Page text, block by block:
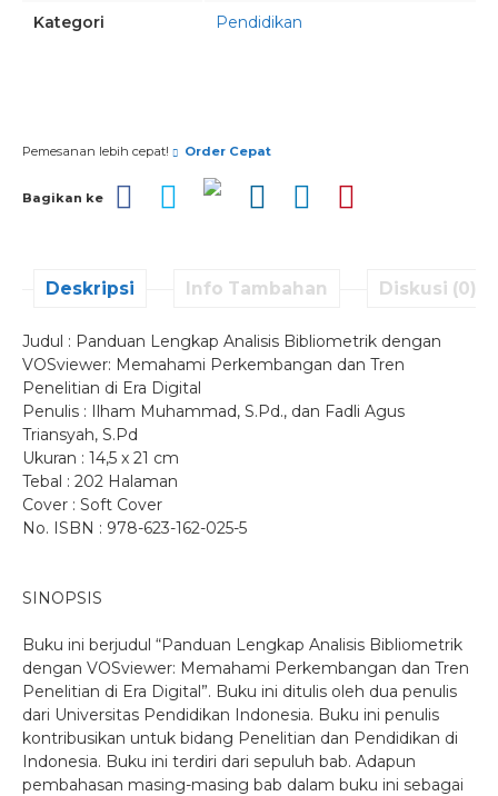
Kategori Pendidikan
Pemesanan lebih cepat! Order Cepat
Bagikan ke
Deskripsi Info Tambahan Diskusi (0)
Judul : Panduan Lengkap Analisis Bibliometrik dengan
VOSviewer: Memahami Perkembangan dan Tren
Penelitian di Era Digital
Penulis : Ilham Muhammad, S.Pd., dan Fadli Agus
Triansyah, S.Pd
Ukuran : 14,5 x 21 cm
Tebal : 202 Halaman
Cover : Soft Cover
No. ISBN : 978-623-162-025-5
SINOPSIS
Buku ini berjudul “Panduan Lengkap Analisis Bibliometrik
dengan VOSviewer: Memahami Perkembangan dan Tren
Penelitian di Era Digital”. Buku ini ditulis oleh dua penulis
dari Universitas Pendidikan Indonesia. Buku ini penulis
kontribusikan untuk bidang Penelitian dan Pendidikan di
Indonesia. Buku ini terdiri dari sepuluh bab. Adapun
pembahasan masing-masing bab dalam buku ini sebagai